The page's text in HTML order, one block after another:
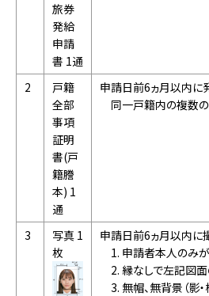
旅券
発給
申請
書 1通
2
戸籍
全部
事項
証明
書(戸
籍謄
本) 1
通
申請日前6ヵ月以内に
同一戸籍内の複数の
3
写真 1
枚
申請日前6ヵ月以内に
申請者本人のみ
縁なしで左記図面
無帽、無背景（影